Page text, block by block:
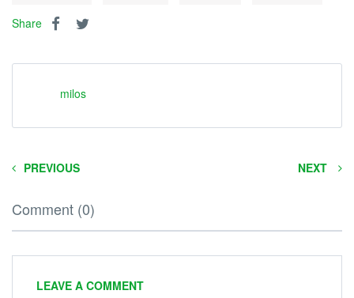
Share
milos
PREVIOUS NEXT
Comment (0)
LEAVE A COMMENT